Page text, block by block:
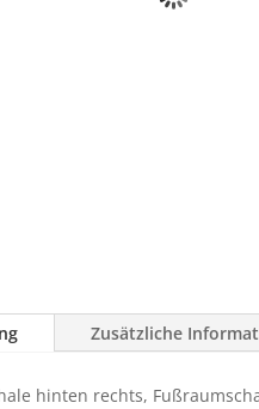
Zusätzliche
hinten rechts,